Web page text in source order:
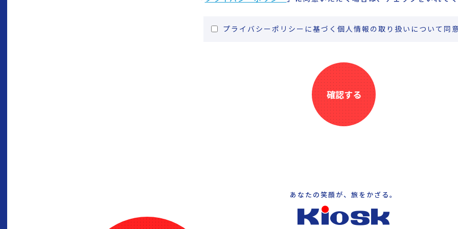
プライバシーポリシーに基づく個人情報の取り扱いについて同
確認する
あなたの笑顔が、旅をかざる。